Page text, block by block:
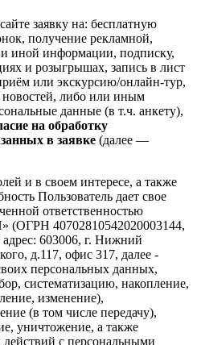
заявку на: бесплатную
получение рекламной,
иной информации, подписку,
и розыгрышах, запись в лист
или экскурсию/онлайн-тур,
новостей, либо или иным
данные (в т.ч. анкету),
на обработку
в заявке (далее —
и в своем интересе, а также
Пользователь дает свое
ответственностью
40702810542020003144,
603006, г. Нижний
д.117, офис 317, далее -
персональных данных,
систематизацию, накопление,
изменение),
(в том числе передачу),
уничтожение, а также
с персональными